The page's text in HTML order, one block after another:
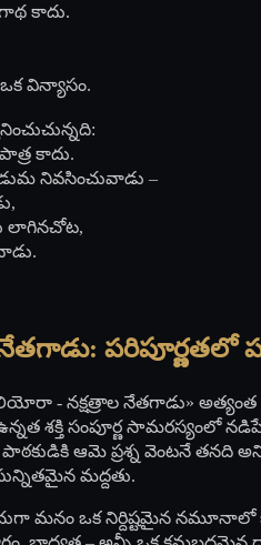
కాదు.
విన్యాసం.
కాదు.
నివసించువాడు –
లాగినచోట,
పరిపూర్ణతలో
- నక్షత్రాల నేతగాడు»
శక్తి సంపూర్ణ సామరస్యంలో
ఆమె ప్రశ్న వెంటనే తనది
మద్దతు.
మనం ఒక నిర్దిష్టమైన నమూనాలో